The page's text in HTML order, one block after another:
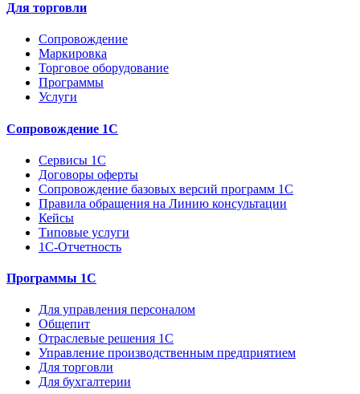
Для торговли
Сопровождение
Маркировка
Торговое оборудование
Программы
Услуги
Сопровождение 1С
Сервисы 1С
Договоры оферты
Сопровождение базовых версий программ 1С
Правила обращения на Линию консультации
Кейсы
Типовые услуги
1С-Отчетность
Программы 1С
Для управления персоналом
Общепит
Отраслевые решения 1С
Управление производственным предприятием
Для торговли
Для бухгалтерии